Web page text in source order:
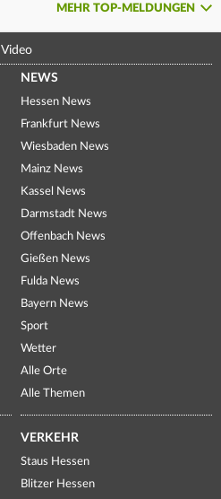
MEHR TOP-MELDUNGEN
Video
NEWS
Hessen News
Frankfurt News
Wiesbaden News
Mainz News
Kassel News
Darmstadt News
Offenbach News
Gießen News
Fulda News
Bayern News
Sport
Wetter
Alle Orte
Alle Themen
VERKEHR
Staus Hessen
Blitzer Hessen